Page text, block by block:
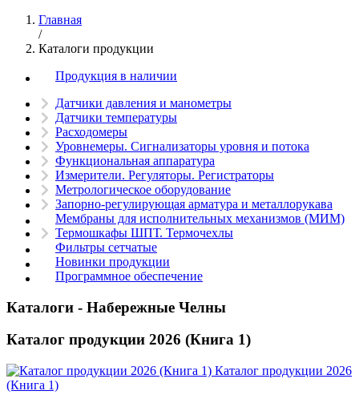
Главная
/
Каталоги продукции
Продукция в наличии
Датчики давления и манометры
Датчики температуры
Расходомеры
Уровнемеры. Сигнализаторы уровня и потока
Функциональная аппаратура
Измерители. Регуляторы. Регистраторы
Метрологическое оборудование
Запорно-регулирующая арматура и металлорукава
Мембраны для исполнительных механизмов (МИМ)
Термошкафы ШПТ. Термочехлы
Фильтры сетчатые
Новинки продукции
Программное обеспечение
Каталоги - Набережные Челны
Каталог продукции 2026 (Книга 1)
Каталог продукции 2026
(Книга 1)